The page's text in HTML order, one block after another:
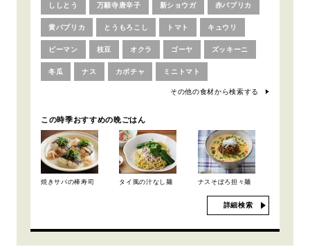
ししとう 万願寺唐辛子 新ショウガ 赤パプリカ
黄パプリカ とうもろこし トマト キュウリ
ピーマン 枝豆 オクラ ゴーヤ ズッキーニ
冬瓜 ナス カボチャ ミニトマト
その他の食材から検索する
この時季おすすめの晩ごはん
焼きサバの棒寿司 タイ風の汁なし麺 ナスそぼろ担々麺
詳細検索